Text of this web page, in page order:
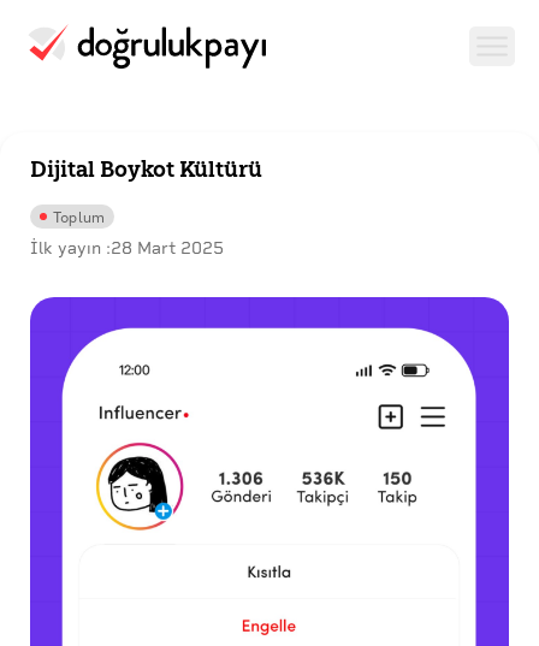
Dijital Boykot Kültürü
Toplum
İlk yayın :28 Mart 2025